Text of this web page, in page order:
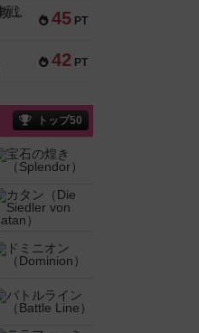
45 PT
Bitter End ブタペスト救出作戦
42 PT
トップ50